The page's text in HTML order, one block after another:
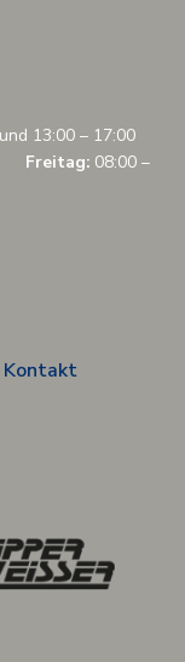
13:00 – 17:00
Freitag: 08:00 –
Kontakt